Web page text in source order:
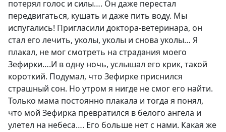
потерял голос и силы…. Он даже перестал
передвигаться, кушать и даже пить воду. Мы
испугались! Пригласили доктора-ветеринара, он
стал его лечить, уколы, уколы и снова уколы… Я
плакал, не мог смотреть на страдания моего
Зефирки….И в одну ночь, услышал его крик, такой
короткий. Подумал, что Зефирке приснился
страшный сон. Но утром я нигде не смог его найти.
Только мама постоянно плакала и тогда я понял,
что мой Зефирка превратился в белого ангела и
улетел на небеса…. Его больше нет с нами. Какая же